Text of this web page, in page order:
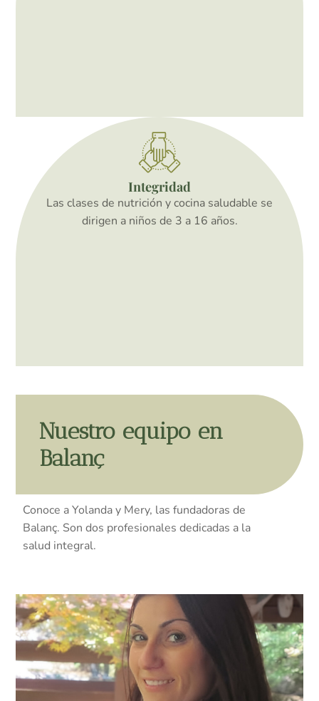
Integridad
Las clases de nutrición y cocina saludable se
dirigen a niños de 3 a 16 años.
Nuestro equipo en
Balanç
Conoce a Yolanda y Mery, las fundadoras de
Balanç. Son dos profesionales dedicadas a la
salud integral.